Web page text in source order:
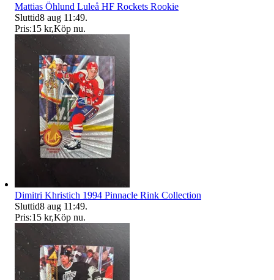
Mattias Öhlund Luleå HF Rockets Rookie
Sluttid8 aug 11:49.
Pris:15 kr,Köp nu.
Dimitri Khristich 1994 Pinnacle Rink Collection
Sluttid8 aug 11:49.
Pris:15 kr,Köp nu.